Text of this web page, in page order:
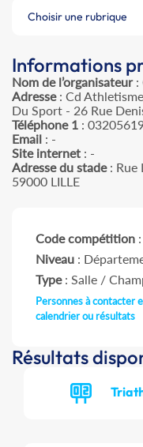
Choisir une rubrique
Informations
Nom de l’organisateur:
Adresse: Cd
Du Sport - 26 Rue
Téléphone 1 :
Email : -
Site internet : -
Adresse du stade: Rue
59000 LILLE
Code compétition
Niveau :
Type: Salle /
Personnes à contacter
calendrier ou résultats
Résultats